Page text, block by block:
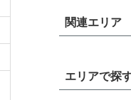
関連エリア
エリアで探